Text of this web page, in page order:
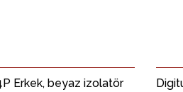
Erkek, beyaz izolatör